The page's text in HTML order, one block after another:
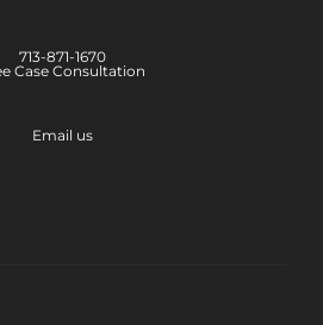
713-871-1670
Case Consultation
Email us